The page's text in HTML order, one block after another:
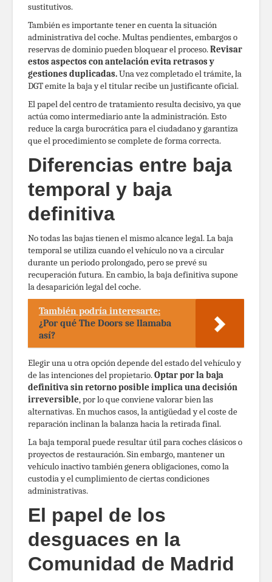
sustitutivos.
También es importante tener en cuenta la situación
administrativa del coche. Multas pendientes, embargos o
reservas de dominio pueden bloquear el proceso.Revisar
estos aspectos con antelación evita retrasos y
gestiones duplicadas.Una vez completado el trámite, la
DGT emite la baja y el titular recibe un justificante oficial.
El papel del centro de tratamiento resulta decisivo, ya que
actúa como intermediario ante la administración. Esto
reduce la carga burocrática para el ciudadano y garantiza
que el procedimiento se complete de forma correcta.
Diferencias entre baja
temporal y baja
definitiva
No todas las bajas tienen el mismo alcance legal. La baja
temporal se utiliza cuando el vehículo no va a circular
durante un periodo prolongado, pero se prevé su
recuperación futura. En cambio, la baja definitiva supone
la desaparición legal del coche.
También podría interesarte:
¿Por qué The Doors se llamaba
así?
Elegir una u otra opción depende del estado del vehículo y
de las intenciones del propietario.Optar por la baja
definitiva sin retorno posible implica una decisión
irreversible, por lo que conviene valorar bien las
alternativas. En muchos casos, la antigüedad y el coste de
reparación inclinan la balanza hacia la retirada final.
La baja temporal puede resultar útil para coches clásicos o
proyectos de restauración. Sin embargo, mantener un
vehículo inactivo también genera obligaciones, como la
custodia y el cumplimiento de ciertas condiciones
administrativas.
El papel de los
desguaces en la
Comunidad de Madrid